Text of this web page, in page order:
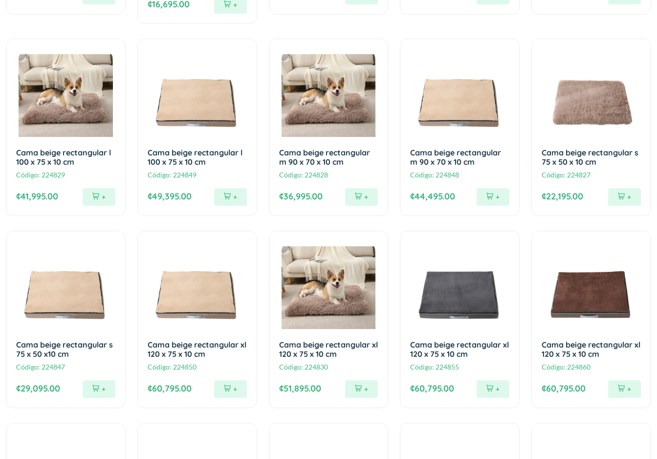
¢16,695.00 +
Cama beige rectangular l
100 x 75 x 10 cm
Código: 224829
¢41,995.00 +
Cama beige rectangular l
100 x 75 x 10 cm
Código: 224849
¢49,395.00 +
Cama beige rectangular
m 90 x 70 x 10 cm
Código: 224828
¢36,995.00 +
Cama beige rectangular
m 90 x 70 x 10 cm
Código: 224848
¢44,495.00 +
Cama beige rectangular s
75 x 50 x 10 cm
Código: 224827
¢22,195.00 +
Cama beige rectangular s
75 x 50 x10 cm
Código: 224847
¢29,095.00 +
Cama beige rectangular xl
120 x 75 x 10 cm
Código: 224850
¢60,795.00 +
Cama beige rectangular xl
120 x 75 x 10 cm
Código: 224830
¢51,895.00 +
Cama beige rectangular xl
120 x 75 x 10 cm
Código: 224855
¢60,795.00 +
Cama beige rectangular xl
120 x 75 x 10 cm
Código: 224860
¢60,795.00 +